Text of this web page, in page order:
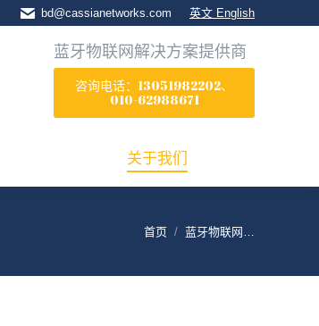
bd@cassianetworks.com 英文 English
蓝牙物联网解决方案提供商
咨询电话：13051982202、
010-62988671
关于我们
首页 蓝牙物联网…
关于我们